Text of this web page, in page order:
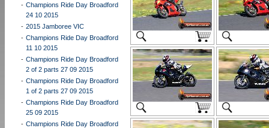
- Champions Ride Day Broadford
24 10 2015
- 2015 Jamboree VIC
- Champions Ride Day Broadford
11 10 2015
- Champions Ride Day Broadford
2 of 2 parts 27 09 2015
- Champions Ride Day Broadford
1 of 2 parts 27 09 2015
- Champions Ride Day Broadford
25 09 2015
- Champions Ride Day Broadford